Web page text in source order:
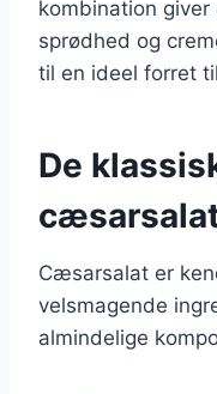
kombination
sprødhed og
til en ideel forret
De
Cæsarsalat er
velsmagende
almindelige